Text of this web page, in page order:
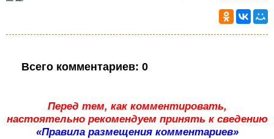
Всего комментариев: 0
Перед тем, как комментировать,
настоятельно рекомендуем принять к сведению
«Правила размещения комментариев»